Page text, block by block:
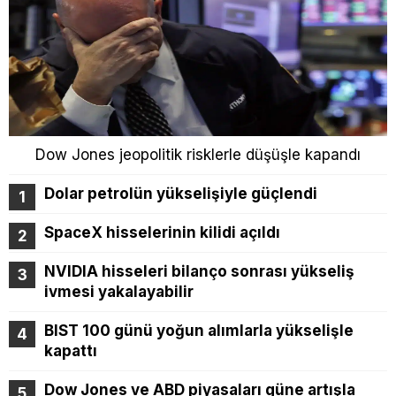
Dow Jones jeopolitik risklerle düşüşle kapandı
Dolar petrolün yükselişiyle güçlendi
SpaceX hisselerinin kilidi açıldı
NVIDIA hisseleri bilanço sonrası yükseliş
ivmesi yakalayabilir
BIST 100 günü yoğun alımlarla yükselişle
kapattı
Dow Jones ve ABD piyasaları güne artışla